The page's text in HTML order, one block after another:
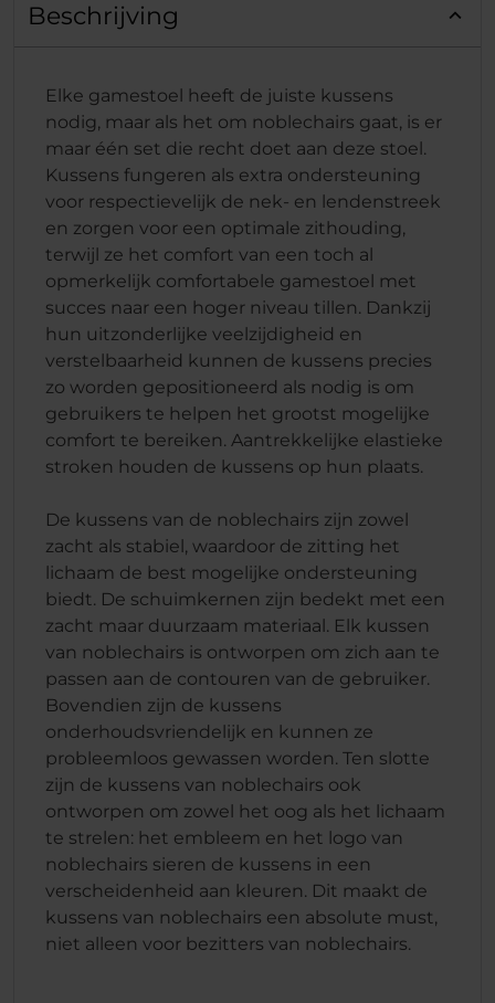
Beschrijving
Elke gamestoel heeft de juiste kussens
nodig, maar als het om noblechairs gaat, is er
maar één set die recht doet aan deze stoel.
Kussens fungeren als extra ondersteuning
voor respectievelijk de nek- en lendenstreek
en zorgen voor een optimale zithouding,
terwijl ze het comfort van een toch al
opmerkelijk comfortabele gamestoel met
succes naar een hoger niveau tillen. Dankzij
hun uitzonderlijke veelzijdigheid en
verstelbaarheid kunnen de kussens precies
zo worden gepositioneerd als nodig is om
gebruikers te helpen het grootst mogelijke
comfort te bereiken. Aantrekkelijke elastieke
stroken houden de kussens op hun plaats.
De kussens van de noblechairs zijn zowel
zacht als stabiel, waardoor de zitting het
lichaam de best mogelijke ondersteuning
biedt. De schuimkernen zijn bedekt met een
zacht maar duurzaam materiaal. Elk kussen
van noblechairs is ontworpen om zich aan te
passen aan de contouren van de gebruiker.
Bovendien zijn de kussens
onderhoudsvriendelijk en kunnen ze
probleemloos gewassen worden. Ten slotte
zijn de kussens van noblechairs ook
ontworpen om zowel het oog als het lichaam
te strelen: het embleem en het logo van
noblechairs sieren de kussens in een
verscheidenheid aan kleuren. Dit maakt de
kussens van noblechairs een absolute must,
niet alleen voor bezitters van noblechairs.